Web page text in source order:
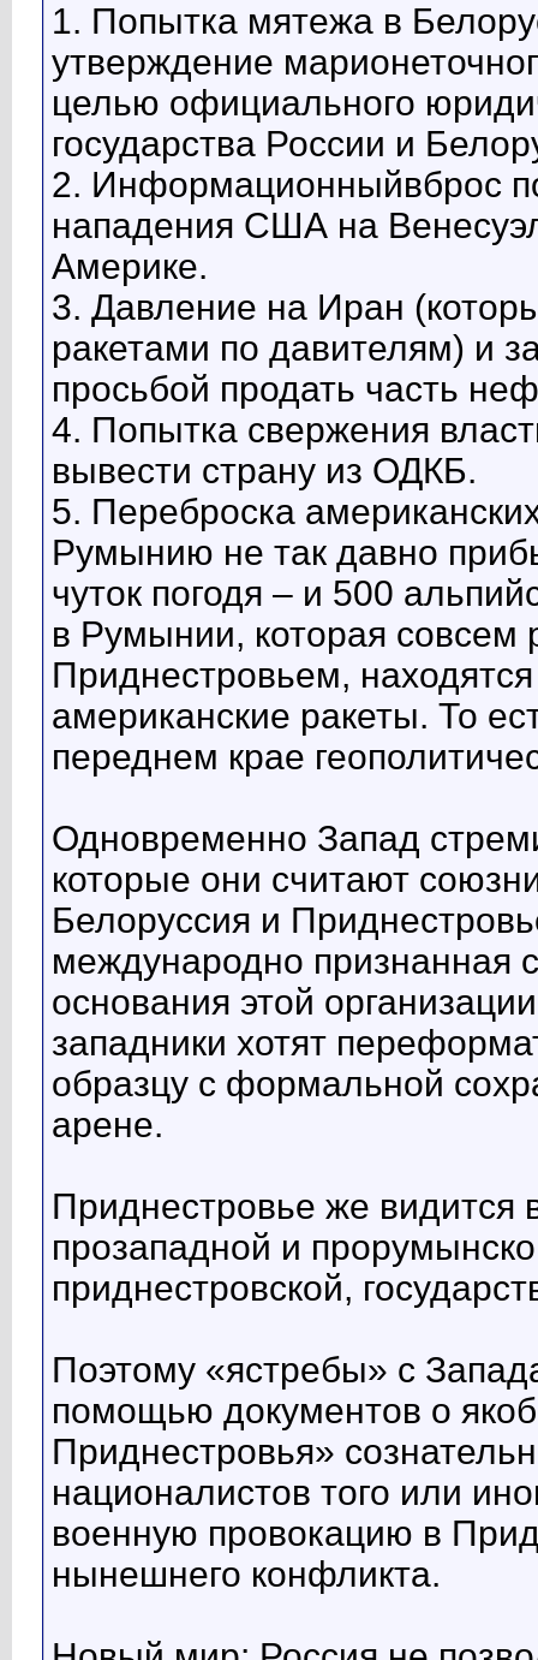
1. Попытка мятежа в
утверждение
целью официального
государства России и
2. Информационныйвброс
нападения США на
Америке.
3. Давление на Иран
ракетами по давителям) и
просьбой продать часть
4. Попытка свержения
вывести страну из ОДКБ.
5. Переброска
Румынию не так давно
чуток погодя – и 500
в Румынии, которая
Приднестровьем,
американские ракеты. То
переднем крае
Одновременно Запад
которые они считают
Белоруссия и
международно
основания этой
западники хотят
образцу с формальной
арене.
Приднестровье же видится
прозападной и
приднестровской,
Поэтому «ястребы» с
помощью документов о
Приднестровья»
националистов того или
военную провокацию в
нынешнего конфликта.